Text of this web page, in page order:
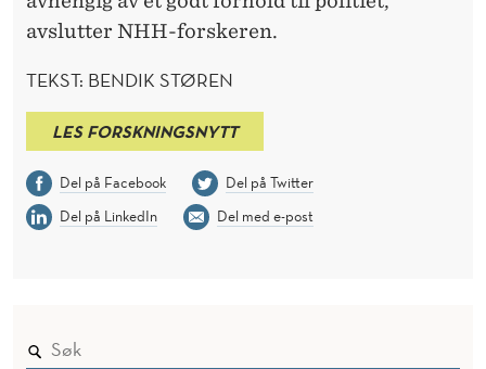
avslutter NHH-forskeren.
TEKST: BENDIK STØREN
LES FORSKNINGSNYTT
Del på Facebook
Del på Twitter
Del på LinkedIn
Del med e-post